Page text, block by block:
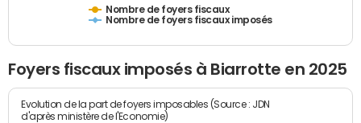
Nombre de foyers fiscaux
Nombre de foyers fiscaux imposés
Foyers fiscaux imposés à Biarrotte en 2025
Evolution de la part de foyers imposables (Source : JDN
d'après ministère de l'Economie)